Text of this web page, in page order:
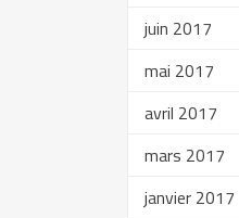
juin 2017
mai 2017
avril 2017
mars 2017
janvier 2017